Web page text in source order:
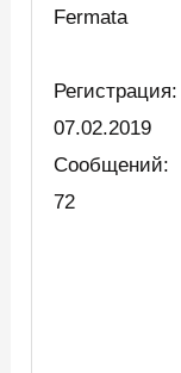
Fermata
Регистрация:
07.02.2019
Сообщений:
72